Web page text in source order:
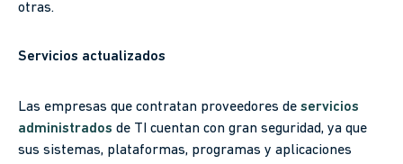
otras.
Servicios actualizados
Las empresas que contratan proveedores de servicios
administrados de TI cuentan con gran seguridad, ya que
sus sistemas, plataformas, programas y aplicaciones